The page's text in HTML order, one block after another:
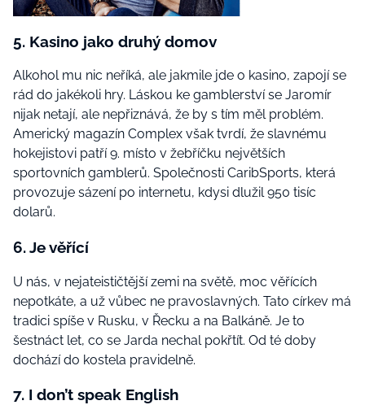
5. Kasino jako druhý domov
Alkohol mu nic neříká, ale jakmile jde o kasino, zapojí se
rád do jakékoli hry. Láskou ke gamblerství se Jaromír
nijak netají, ale nepřiznává, že by s tím měl problém.
Americký magazín Complex však tvrdí, že slavnému
hokejistovi patří 9. místo v žebříčku největších
sportovních gamblerů. Společnosti CaribSports, která
provozuje sázení po internetu, kdysi dlužil 950 tisíc
dolarů.
6. Je věřící
U nás, v nejateističtější zemi na světě, moc věřících
nepotkáte, a už vůbec ne pravoslavných. Tato církev má
tradici spíše v Rusku, v Řecku a na Balkáně. Je to
šestnáct let, co se Jarda nechal pokřtít. Od té doby
dochází do kostela pravidelně.
7. I don’t speak English